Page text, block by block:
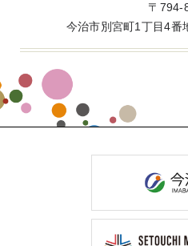
〒794-
今治市別宮町1丁目4番